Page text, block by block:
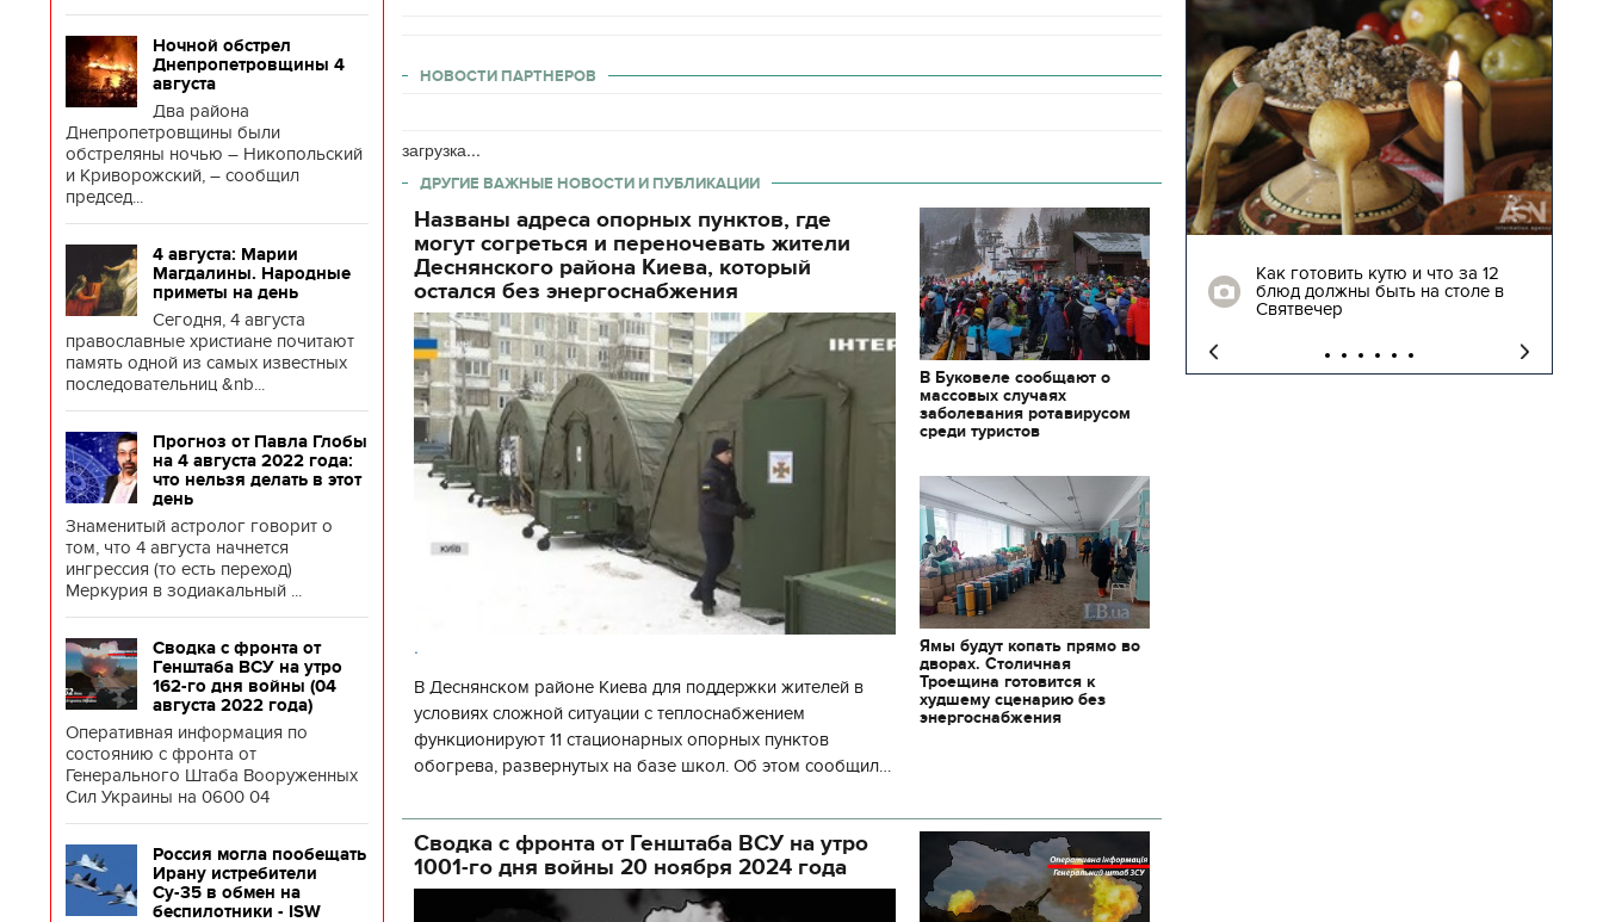
Ночной обстрел
Днепропетровщины 4
августа
Два района
Днепропетровщины были
обстреляны ночью – Никопольский
и Криворожский, – сообщил
председ...
4 августа: Марии
Магдалины. Народные
приметы на день
Сегодня, 4 августа
православные христиане почитают
память одной из самых известных
последовательниц &nb...
Прогноз от Павла Глобы
на 4 августа 2022 года:
что нельзя делать в этот
день
Знаменитый астролог говорит о
том, что 4 августа начнется
ингрессия (то есть переход)
Меркурия в зодиакальный ...
Сводка с фронта от
Генштаба ВСУ на утро
162-го дня войны (04
августа 2022 года)
Оперативная информация по
состоянию с фронта от
Генерального Штаба Вооруженных
Сил Украины на 0600 04
Россия могла пообещать
Ирану истребители
Су-35 в обмен на
беспилотники - ISW
НОВОСТИ ПАРТНЕРОВ
загрузка...
ДРУГИЕ ВАЖНЫЕ НОВОСТИ И ПУБЛИКАЦИИ
Названы адреса опорных пунктов, где
могут согреться и переночевать жители
Деснянского района Киева, который
остался без энергоснабжения
.
В Деснянском районе Киева для поддержки жителей в
условиях сложной ситуации с теплоснабжением
функционируют 11 стационарных опорных пунктов
обогрева, развернутых на базе школ. Об этом сообщил
государственной а
В Буковеле сообщают о
массовых случаях
заболевания ротавирусом
среди туристов
Ямы будут копать прямо во
дворах. Столичная
Троещина готовится к
худшему сценарию без
энергоснабжения
Сводка с фронта от Генштаба ВСУ на утро
1001-го дня войны 20 ноября 2024 года
11.10.2017 | 16:22
Времена Руси: как выглядят
декорации к фильму
"Сторожевая застава"
Как готовить кутю и что за 12
блюд должны быть на столе в
Святвечер